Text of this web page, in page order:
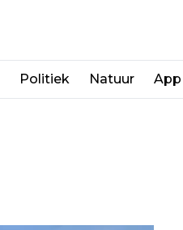
Politiek Natuur App